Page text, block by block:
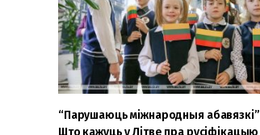
“Парушаюць міжнародныя
Што кажуць у Літве пра русіфікацыю